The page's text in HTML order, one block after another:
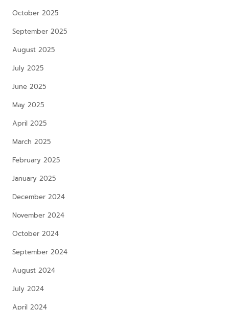
October 2025
September 2025
August 2025
July 2025
June 2025
May 2025
April 2025
March 2025
February 2025
January 2025
December 2024
November 2024
October 2024
September 2024
August 2024
July 2024
April 2024